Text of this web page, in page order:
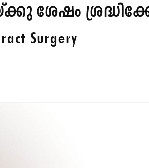
ശേഷം
Surgery